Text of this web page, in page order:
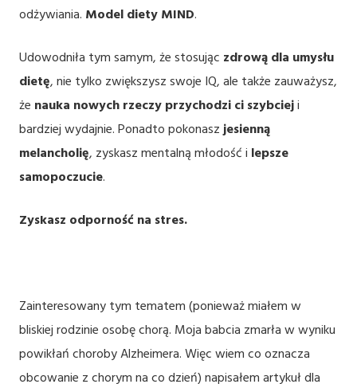
odżywiania. Model diety MIND.
Udowodniła tym samym, że stosując zdrową dla umysłu
dietę, nie tylko zwiększysz swoje IQ, ale także zauważysz,
że nauka nowych rzeczy przychodzi ci szybcieji
bardziej wydajnie. Ponadto pokonasz jesienną
melancholię, zyskasz mentalną młodość i lepsze
samopoczucie.
Zyskasz odporność na stres.
Zainteresowany tym tematem (ponieważ miałem w
bliskiej rodzinie osobę chorą. Moja babcia zmarła w wyniku
powikłań choroby Alzheimera. Więc wiem co oznacza
obcowanie z chorym na co dzień) napisałem artykuł dla